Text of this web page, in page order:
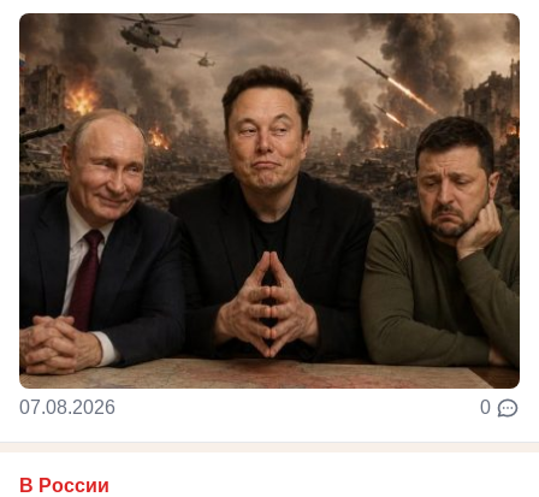
07.08.2026 0
В России